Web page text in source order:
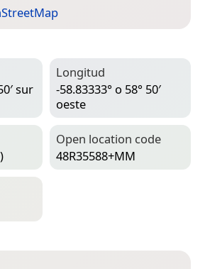
sur
Longitud
-58.83333° o 58° 50′
oeste
Open location code
48R35588+MM